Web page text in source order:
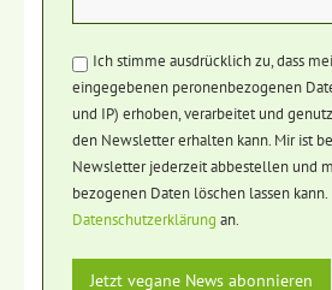
Ich stimme ausdrücklich zu, dass
eingegebenen peronenbezogenen
und IP) erhoben, verarbeitet und
den Newsletter erhalten kann. Mir ist
Newsletter jederzeit abbestellen und
bezogenen Daten löschen lassen
Datenschutzerklärung an.